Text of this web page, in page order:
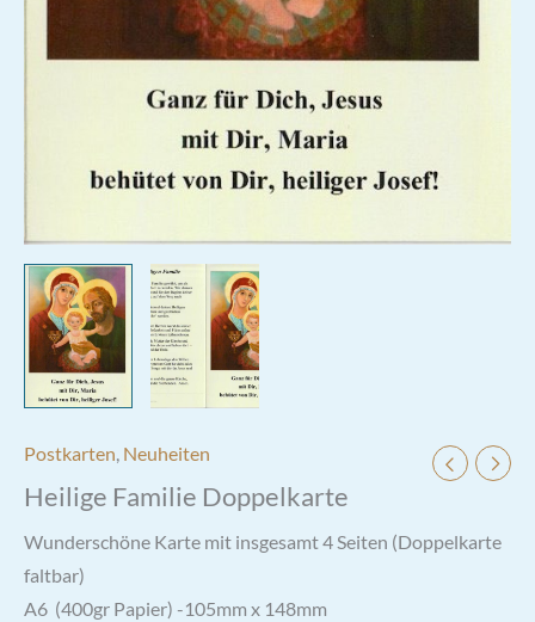
Postkarten, Neuheiten
Heilige Familie Doppelkarte
Wunderschöne Karte mit insgesamt 4 Seiten (Doppelkarte
faltbar)
A6 (400gr Papier) -105mm x 148mm